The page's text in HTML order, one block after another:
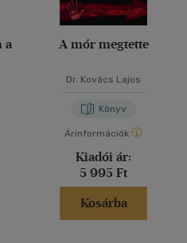
a
A mór megtette
Dr. Kovács Lajos
Könyv
Árinformációk
Kiadói ár:
5 995 Ft
Kosárba